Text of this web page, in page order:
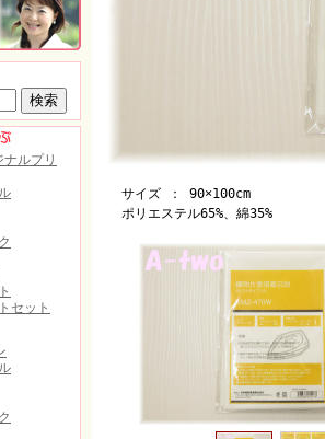
サイズ ： 90×100cm
ポリエステル65%、綿35%